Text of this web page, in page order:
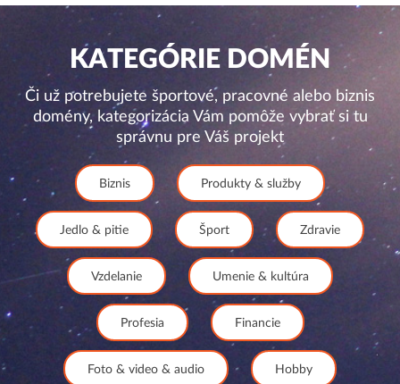
KATEGÓRIE DOMÉN
Či už potrebujete športové, pracovné alebo biznis
domény, kategorizácia Vám pomôže vybrať si tu
správnu pre Váš projekt
Biznis Produkty & služby
Jedlo & pitie Šport Zdravie
Vzdelanie Umenie & kultúra
Profesia Financie
Foto & video & audio Hobby